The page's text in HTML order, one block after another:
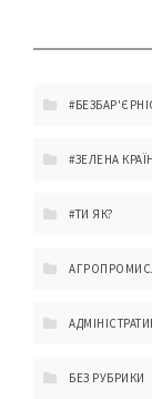
#ЗЕЛЕНА
#ТИ ЯК?
БЕЗ РУБРИКИ